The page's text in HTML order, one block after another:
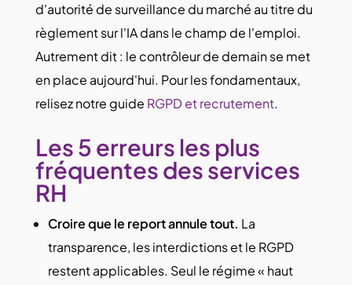
d'autorité de surveillance du marché au titre du
règlement sur l'IA dans le champ de l'emploi.
Autrement dit : le contrôleur de demain se met
en place aujourd'hui. Pour les fondamentaux,
relisez notre guide RGPD et recrutement.
Les 5 erreurs les plus
fréquentes des services
RH
Croire que le report annule tout. La
transparence, les interdictions et le RGPD
restent applicables. Seul le régime « haut